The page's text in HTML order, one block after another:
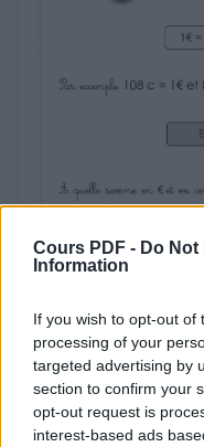
Cours PDF - Do Not
Information
If you wish to opt-out of
processing of your
targeted advertising by
section to confirm your
opt-out request is
interest-based ads
Par exemple 108
correspondent les
111 c = ... € et
280 c = ... € et
569 c = ... € et